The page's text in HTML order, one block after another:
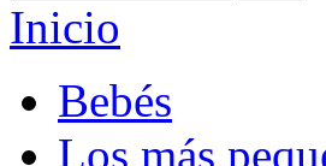
Inicio
Bebés
Los más